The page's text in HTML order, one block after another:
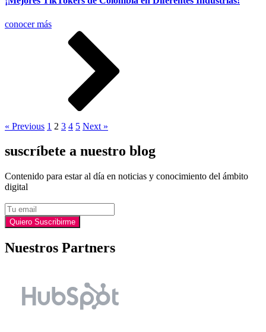
conocer más
« Previous 1 2 3 4 5 Next »
suscríbete a nuestro blog
Contenido para estar al día en noticias y conocimiento del ámbito
digital
Quiero Suscribirme
Nuestros Partners